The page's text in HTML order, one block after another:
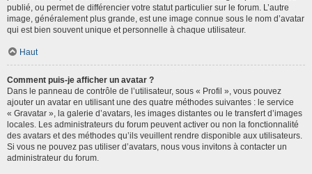
publié, ou permet de différencier votre statut particulier sur le forum. L’autre
image, généralement plus grande, est une image connue sous le nom d’avatar
qui est bien souvent unique et personnelle à chaque utilisateur.
Haut
Comment puis-je afficher un avatar ?
Dans le panneau de contrôle de l’utilisateur, sous « Profil », vous pouvez
ajouter un avatar en utilisant une des quatre méthodes suivantes : le service
« Gravatar », la galerie d’avatars, les images distantes ou le transfert d’images
locales. Les administrateurs du forum peuvent activer ou non la fonctionnalité
des avatars et des méthodes qu’ils veuillent rendre disponible aux utilisateurs.
Si vous ne pouvez pas utiliser d’avatars, nous vous invitons à contacter un
administrateur du forum.